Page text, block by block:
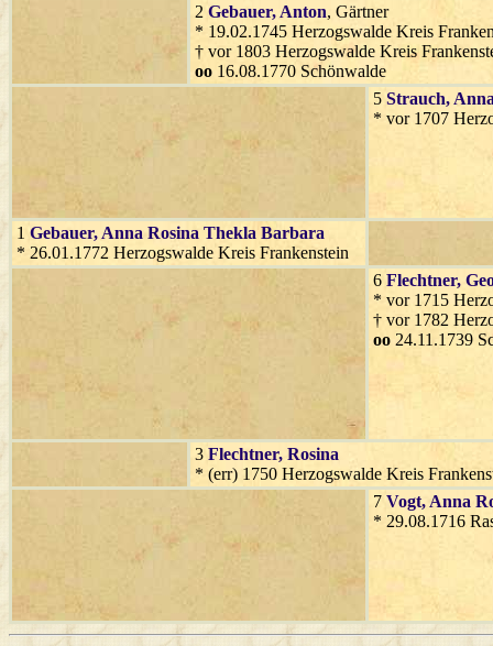
2 Gebauer, Anton, Gärtner
* 19.02.1745 Herzogswalde Kreis
† vor 1803 Herzogswalde Kreis
oo 16.08.1770 Schönwalde
5 Strauch,
* vor 1707
1 Gebauer, Anna Rosina Thekla Barbara
* 26.01.1772 Herzogswalde Kreis Frankenstein
6 Flechtner,
* vor 1715
† vor 1782
oo 24.11.1739
3 Flechtner, Rosina
* (err) 1750 Herzogswalde Kreis
7 Vogt, Anna
* 29.08.1716